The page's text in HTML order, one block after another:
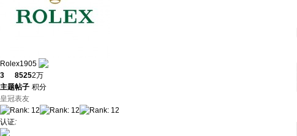
Rolex1905
3
主题
8525
帖子
2万
积分
皇冠表友
认证: